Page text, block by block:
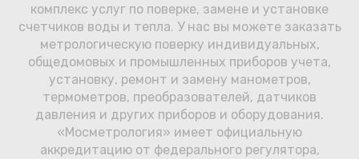
Районы
Аршин
Вопрос-ответ
Сотрудничество
комплекс услуг по поверке, замене и установке
счетчиков воды и тепла. У нас вы можете заказать
метрологическую поверку индивидуальных,
общедомовых и промышленных приборов учета,
установку, ремонт и замену манометров,
термометров, преобразователей, датчиков
давления и других приборов и оборудования.
«Мосметрология» имеет официальную
аккредитацию от федерального регулятора,